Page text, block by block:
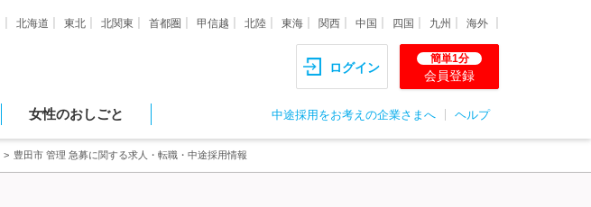
北海道 東北 北関東 首都圏 甲信越 北陸 東海 関西 中国 四国 九州 海外
ログイン
簡単1分
会員登録
女性のおしごと 中途採用をお考えの企業さまへ ヘルプ
豊田市 管理 急募に関する求人・転職・中途採用情報